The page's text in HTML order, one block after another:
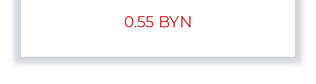
0.55 BYN